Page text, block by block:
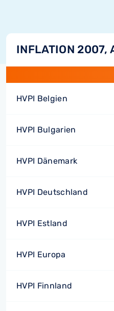
INFLATION 2007,
HVPI Belgien
HVPI Bulgarien
HVPI Dänemark
HVPI Deutschland
HVPI Estland
HVPI Europa
HVPI Finnland